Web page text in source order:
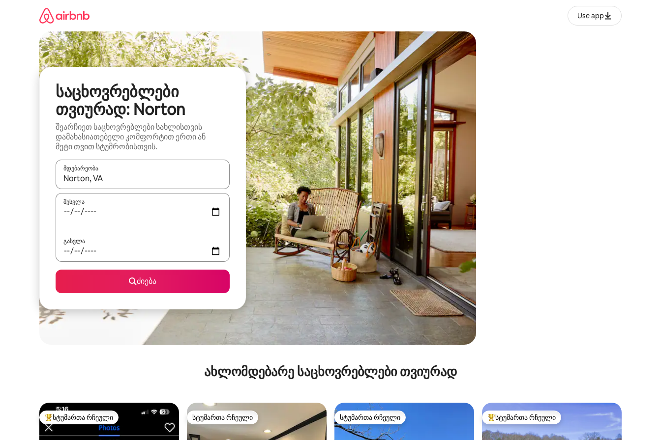
Use app
საცხოვრებლები
თვიურად: Norton
შეარჩიეთ საცხოვრებლები სახლისთვის
დამახასიათებელი კომფორტით ერთი ან
მეტი თვით სტუმრობისთვის.
მდებარეობა
როცა შედეგები ხელმისაწვდომი გახდება, ნავიგაციისთვის გამოიყენეთ კლავიშები ზემოთ/ქვემოთ მიმართული ისრებით ან შეხებისა თუ თითის გასმის ჟესტები.
შესვლა
გასვლა
ძიება
ახლომდებარე საცხოვრებლები თვიურად
სტუმართა რჩეული მოწინავე ვარიანტი
სტუმართა რჩეული სტუმართა რჩეული
სტუმართა რჩეული სტუმართა რჩეული
სტუმართა რჩეული სტუმართა რჩეული მოწინავე ვარიანტი
სტუმართა რჩეული